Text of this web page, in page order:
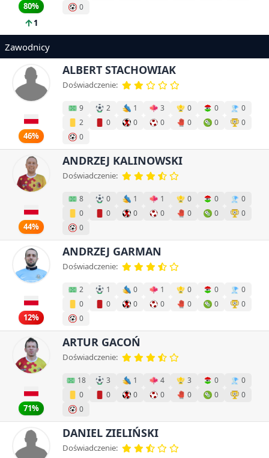
80%
1
0
Zawodnicy
46%
ALBERT STACHOWIAK
Doświadczenie:
9 2 1 3 0 0
0
2
0 0 0 0 0
0
0
44%
ANDRZEJ KALINOWSKI
Doświadczenie:
8 0 1 1 0 0
0
0
0 0 0 0 0
0
0
12%
ANDRZEJ GARMAN
Doświadczenie:
2 1 0 1 0 0
0
0
0 0 0 0 0
0
0
71%
ARTUR GACOŃ
Doświadczenie:
18 3 1 4 3 0
0
0
0 0 0 0 0
0
0
DANIEL ZIELIŃSKI
Doświadczenie: